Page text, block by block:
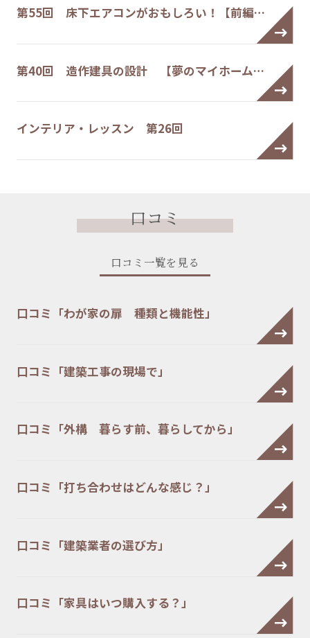
第55回 床下エアコンがおもしろい！【前編…
第40回 造作建具の設計 【夢のマイホーム…
インテリア・レッスン 第26回
口コミ
口コミ一覧を見る
口コミ「わが家の扉 種類と機能性」
口コミ「建築工事の現場で」
口コミ「外構 暮らす前、暮らしてから」
口コミ「打ち合わせはどんな感じ？」
口コミ「建築業者の選び方」
口コミ「家具はいつ購入する？」